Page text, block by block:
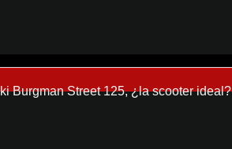
Burgman Street 125, ¿la scooter ideal?